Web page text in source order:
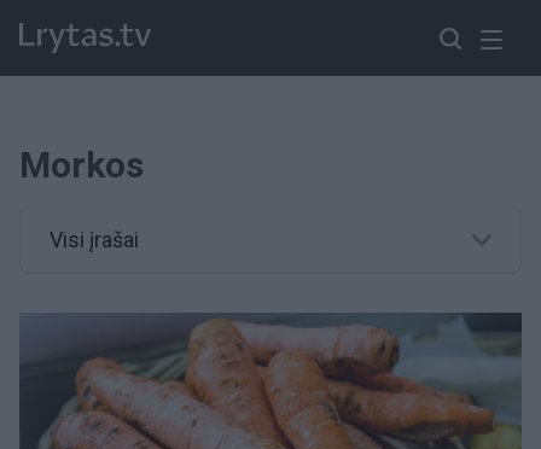
Morkos
Visi įrašai